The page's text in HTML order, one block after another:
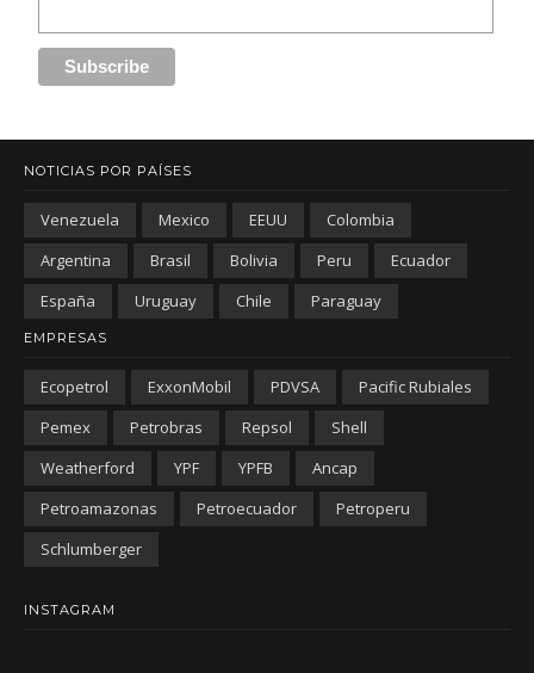
NOTICIAS POR PAÍSES
Venezuela Mexico EEUU
Colombia
Argentina
Brasil Bolivia Peru
Ecuador
España
Uruguay Chile Paraguay
EMPRESAS
Ecopetrol ExxonMobil PDVSA
Pacific Rubiales
Pemex
Petrobras Repsol
Shell
Weatherford
YPF YPFB
Ancap
Petroamazonas
Petroecuador
Petroperu
Schlumberger
INSTAGRAM